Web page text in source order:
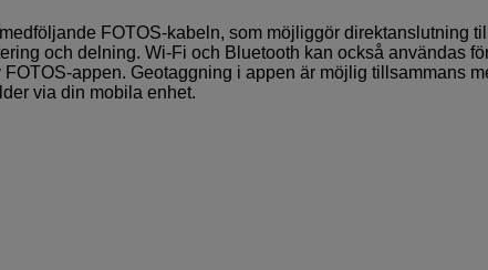
FOTOS-kabeln, som möjliggör direktanslutning
och delning. Wi-Fi och Bluetooth kan också användas
appen. Geotaggning i appen är möjlig tillsammans
via din mobila enhet.